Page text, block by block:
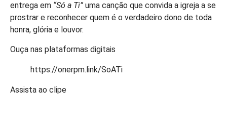
entrega em “Só a Ti” uma canção que convida a igreja a se
prostrar e reconhecer quem é o verdadeiro dono de toda
honra, glória e louvor.
Ouça nas plataformas digitais
https://onerpm.link/SoATi
Assista ao clipe